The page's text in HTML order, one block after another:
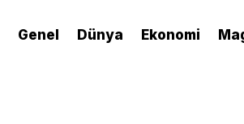
Genel Dünya Ekonomi